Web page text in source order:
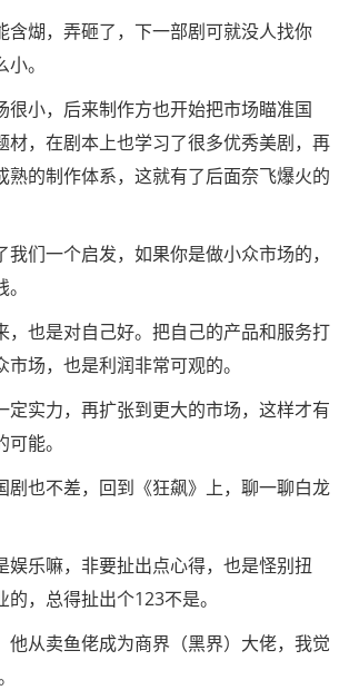
煳，弄砸了，下一部剧可就没人找你
。
小，后来制作方也开始把市场瞄准国
材，在剧本上也学习了很多优秀美剧，再
熟的制作体系，这就有了后面奈飞爆火的
们一个启发，如果你是做小众市场的，
也是对自己好。把自己的产品和服务打
场，也是利润非常可观的。
实力，再扩张到更大的市场，这样才有
能。
也不差，回到《狂飙》上，聊一聊白龙
乐嘛，非要扯出点心得，也是怪别扭
，总得扯出个123不是。
从卖鱼佬成为商界（黑界）大佬，我觉